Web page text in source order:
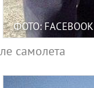
ФОТО: FACEBOOK
самолета